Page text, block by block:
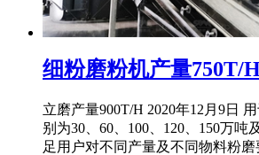
细粉磨粉机产量750T/
立磨产量900T/H 2020年12月9日
别为30、60、100、120、150万吨
足用户对不同产量及不同物料粉